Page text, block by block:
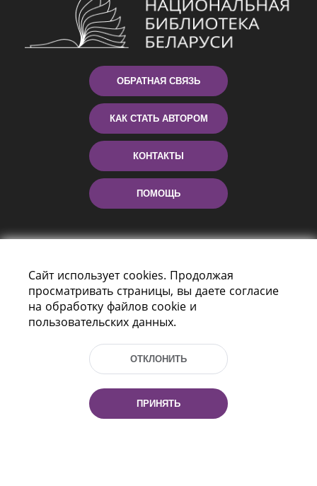
ОБРАТНАЯ СВЯЗЬ
КАК СТАТЬ АВТОРОМ
КОНТАКТЫ
ПОМОЩЬ
Пр-т Независимости 116
г. Минск, Республика Беларусь, 220114
Тел.: (+375 17) 368 37 37, Факс: (+375 17)
Эл. почта: inbox@nlb.by
Сайт использует cookies. Продолжая
просматривать страницы, вы даете согласие
на обработку файлов cookie и
пользовательских данных.
ОТКЛОНИТЬ
ПРИНЯТЬ